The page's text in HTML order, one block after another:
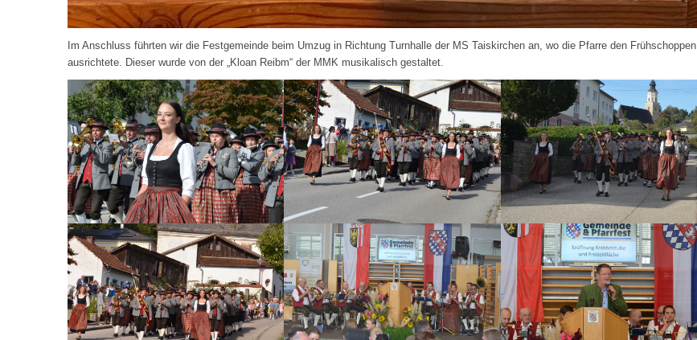
Im Anschluss führten wir die Festgemeinde beim Umzug in Richtung Turnhalle der MS Taiskirchen an, wo die Pfarre den Frühschoppen
ausrichtete. Dieser wurde von der „Kloan Reibm“ der MMK musikalisch gestaltet.